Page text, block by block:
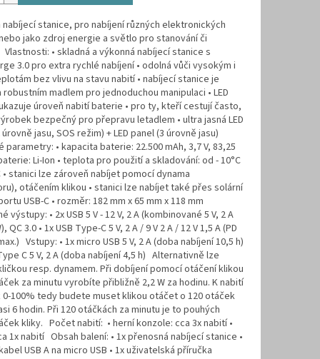
nabíjecí stanice, pro nabíjení různých elektronických
jako zdroj energie a světlo pro stanování či
• skladná a výkonná nabíjecí stanice s
3.0 pro extra rychlé nabíjení • odolná vůči vysokým i
bez vlivu na stavu nabití • nabíjecí stanice je
madlem pro jednoduchou manipulaci • LED
úroveň nabití baterie • pro ty, kteří cestují často,
bezpečný pro přepravu letadlem • ultra jasná LED
jasu, SOS režim) + LED panel (3 úrovně jasu)
parametry: • kapacita baterie: 22.500 mAh, 3,7 V, 83,25
Li-Ion • teplota pro použití a skladování: od - 10°C
• stanici lze zároveň nabíjet pomocí dynama
otáčením klikou • stanici lze nabíjet také přes solární
USB-C • rozměr: 182 mm x 65 mm x 118 mm
výstupy: • 2x USB 5 V - 12 V, 2 A (kombinované 5 V, 2 A
QC 3.0 • 1x USB Type-C 5 V, 2 A / 9 V 2 A / 12 V 1,5 A (PD
Vstupy: • 1x micro USB 5 V, 2 A (doba nabíjení 10,5 h)
C 5 V, 2 A (doba nabíjení 4,5 h) Alternativně lze
resp. dynamem. Při dobíjení pomocí otáčení klikou
za minutu vyrobíte přibližně 2,2 W za hodinu. K nabití
0-100% tedy budete muset klikou otáčet o 120 otáček
6 hodin. Při 120 otáčkách za minutu je to pouhých
kliky. Počet nabití: • herní konzole: cca 3x nabití •
1x nabití Obsah balení: • 1x přenosná nabíjecí stanice •
USB A na micro USB • 1x uživatelská příručka